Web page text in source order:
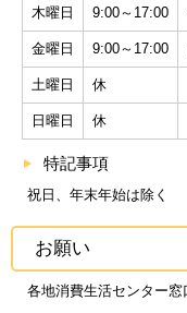
土曜日 休
日曜日 休
木曜日 9:00～17:00
金曜日 9:00～17:00
特記事項
祝日、年末年始は除く
お願い
各地消費生活センター窓